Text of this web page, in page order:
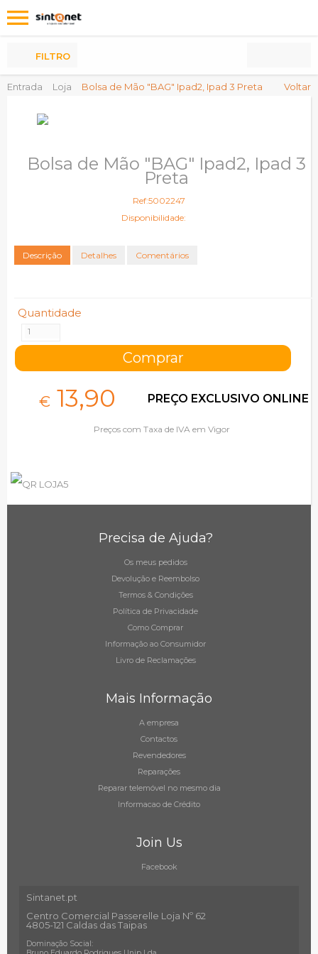
Entrada Loja Bolsa de Mão "BAG" Ipad2, Ipad 3 Preta Voltar
FILTRO
Bolsa de Mão "BAG" Ipad2, Ipad 3
Preta
Ref:5002247
Disponibilidade:
Descrição Detalhes Comentários
Quantidade
€ 13,90 PREÇO EXCLUSIVO ONLINE
Preços com Taxa de IVA em Vigor
Precisa de Ajuda?
Os meus pedidos
Devolução e Reembolso
Termos & Condições
Política de Privacidade
Como Comprar
Informação ao Consumidor
Livro de Reclamações
Mais Informação
A empresa
Contactos
Revendedores
Reparações
Reparar telemóvel no mesmo dia
Informacao de Crédito
Join Us
Facebook
Sintanet.pt
Centro Comercial Passerelle Loja Nº 62
4805-121 Caldas das Taipas
Dominação Social: